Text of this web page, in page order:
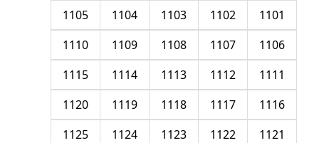
1101
1102
1103
1104
1105
1106
1107
1108
1109
1110
1111
1112
1113
1114
1115
1116
1117
1118
1119
1120
1121
1122
1123
1124
1125